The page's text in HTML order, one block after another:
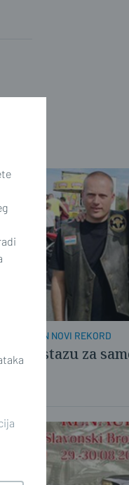
NOVI REKORD
stazu za